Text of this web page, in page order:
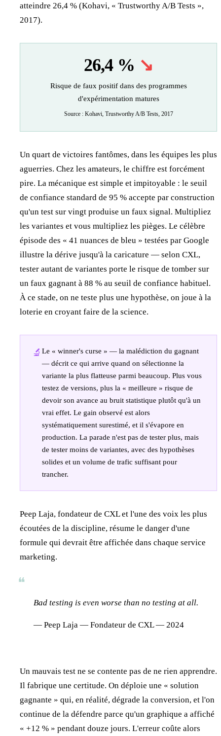
atteindre 26,4 % (Kohavi, « Trustworthy A/B Tests »,
2017).
26,4 % ↘
Risque de faux positif dans des programmes
d'expérimentation matures
Source : Kohavi, Trustworthy A/B Tests, 2017
Un quart de victoires fantômes, dans les équipes les plus
aguerries. Chez les amateurs, le chiffre est forcément
pire. La mécanique est simple et impitoyable : le seuil
de confiance standard de 95 % accepte par construction
qu'un test sur vingt produise un faux signal. Multipliez
les variantes et vous multipliez les pièges. Le célèbre
épisode des « 41 nuances de bleu » testées par Google
illustre la dérive jusqu'à la caricature — selon CXL,
tester autant de variantes porte le risque de tomber sur
un faux gagnant à 88 % au seuil de confiance habituel.
À ce stade, on ne teste plus une hypothèse, on joue à la
loterie en croyant faire de la science.
🔬 Le « winner's curse » — la malédiction du gagnant
— décrit ce qui arrive quand on sélectionne la
variante la plus flatteuse parmi beaucoup. Plus vous
testez de versions, plus la « meilleure » risque de
devoir son avance au bruit statistique plutôt qu'à un
vrai effet. Le gain observé est alors
systématiquement surestimé, et il s'évapore en
production. La parade n'est pas de tester plus, mais
de tester moins de variantes, avec des hypothèses
solides et un volume de trafic suffisant pour
trancher.
Peep Laja, fondateur de CXL et l'une des voix les plus
écoutées de la discipline, résume le danger d'une
formule qui devrait être affichée dans chaque service
marketing.
❝
Bad testing is even worse than no testing at all.
— Peep Laja — Fondateur de CXL — 2024
Un mauvais test ne se contente pas de ne rien apprendre.
Il fabrique une certitude. On déploie une « solution
gagnante » qui, en réalité, dégrade la conversion, et l'on
continue de la défendre parce qu'un graphique a affiché
« +12 % » pendant douze jours. L'erreur coûte alors